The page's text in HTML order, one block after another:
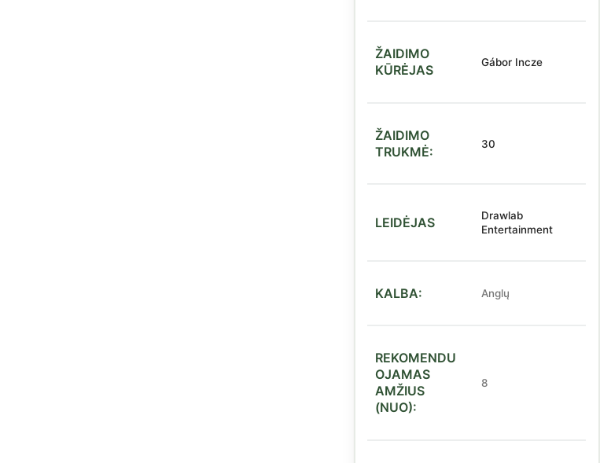
ŽAIDIMO
KŪRĖJAS
Gábor Incze
ŽAIDIMO
TRUKMĖ:
30
LEIDĖJAS
Drawlab
Entertainment
KALBA: Anglų
REKOMENDU
OJAMAS
AMŽIUS
(NUO):
8